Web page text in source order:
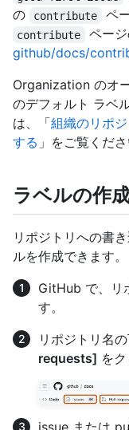
の
contribute ペ
contribute
ページ
github/docs/
Organization のオ
のデフォルト ラベ
は、「組織のリポ
する 」をご覧くださ
ラベルの作
リポジトリへの書
ルを作成できます。
GitHub で、リ
す。
リポジトリ名
requests] を